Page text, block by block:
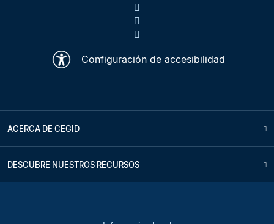
Configuración de accesibilidad
ACERCA DE CEGID
DESCUBRE NUESTROS RECURSOS